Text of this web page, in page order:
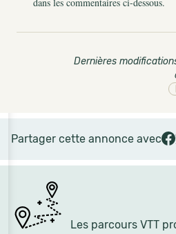
Les parcours VTT
Dernières
Partager cette annonce avec